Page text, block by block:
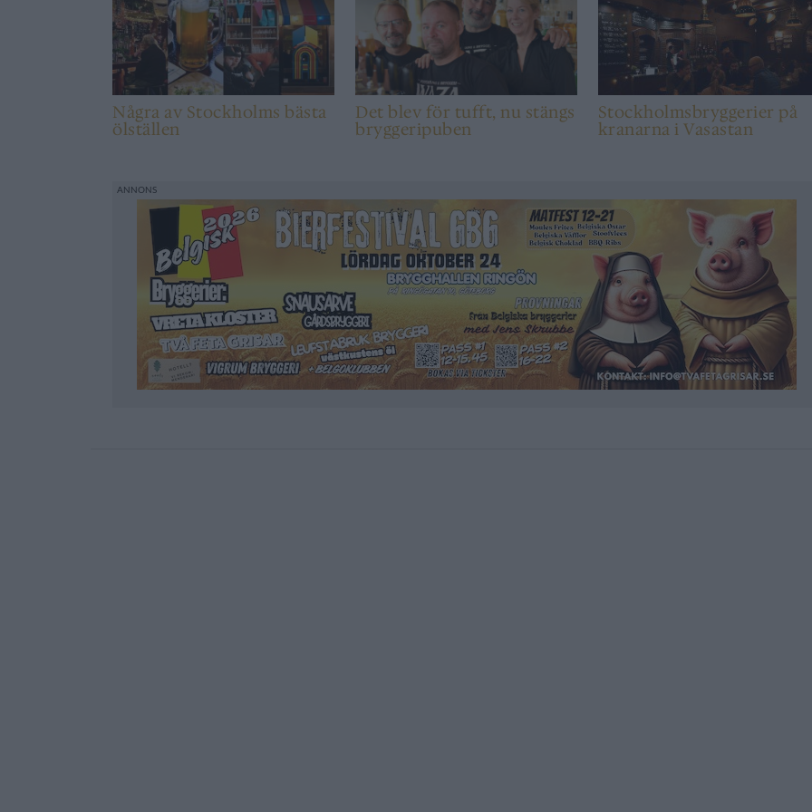
Några av Stockholms bästa
ölställen
Det blev för tufft, nu stängs
bryggeripuben
Stockholmsbryggerier på
kranarna i Vasastan